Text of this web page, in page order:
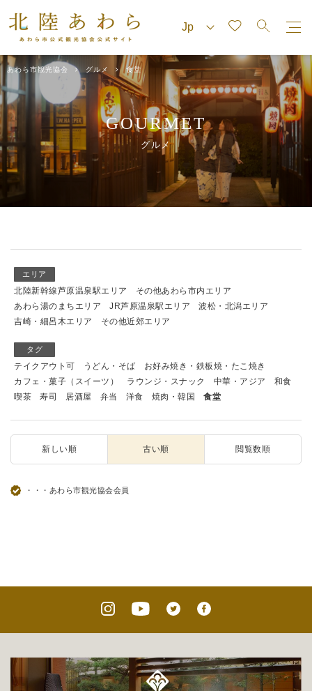
あわら市観光協会 グルメ 食堂
GOURMET
グルメ
エリア
北陸新幹線芦原温泉駅エリア
その他あわら市内エリア
あわら湯のまちエリア
JR芦原温泉駅エリア
波松・北潟エリア
吉崎・細呂木エリア
その他近郊エリア
タグ
テイクアウト可 うどん・そば
お好み焼き・鉄板焼・たこ焼き
カフェ・菓子（スイーツ）
ラウンジ・スナック 中華・アジア
和食
喫茶
寿司 居酒屋 弁当 洋食 焼肉・韓国 食堂
新しい順 古い順 閲覧数順
・・・あわら市観光協会会員